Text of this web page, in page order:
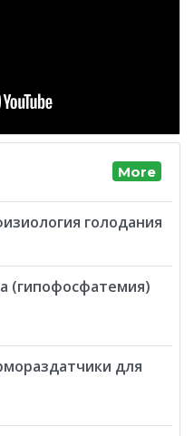
More
голодания
(гипофосфатемия)
для